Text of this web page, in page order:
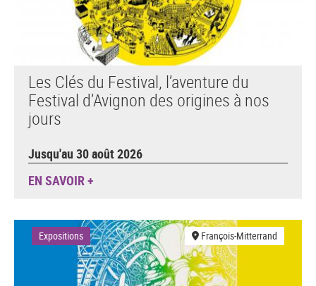
Les Clés du Festival, l’aventure du
Festival d’Avignon des origines à nos
jours
Jusqu'au 30 août 2026
EN SAVOIR +
Expositions François-Mitterrand